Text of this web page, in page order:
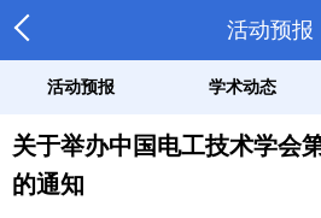
活动预报
活动预报 学术动态
关于举办中国电工技术学会
的通知